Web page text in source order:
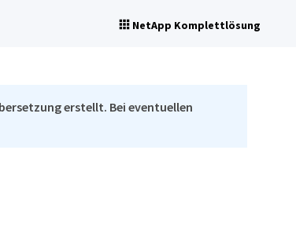
NetApp Komplettlösung
erstellt. Bei eventuellen